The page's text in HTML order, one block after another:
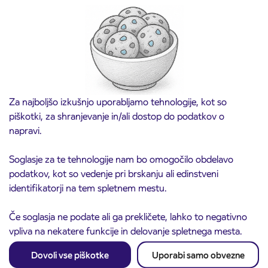
Za najboljšo izkušnjo uporabljamo tehnologije, kot so
piškotki, za shranjevanje in/ali dostop do podatkov o
napravi.
Soglasje za te tehnologije nam bo omogočilo obdelavo
podatkov, kot so vedenje pri brskanju ali edinstveni
identifikatorji na tem spletnem mestu.
Če soglasja ne podate ali ga prekličete, lahko to negativno
vpliva na nekatere funkcije in delovanje spletnega mesta.
Dovoli vse piškotke Uporabi samo obvezne
vozovnic za šolsko leto 2026/2027 se začne
3. 8. 2026
Obvestilo o popolni zapori ceste
ČEŠNJEVEK – TRATA
Kranj